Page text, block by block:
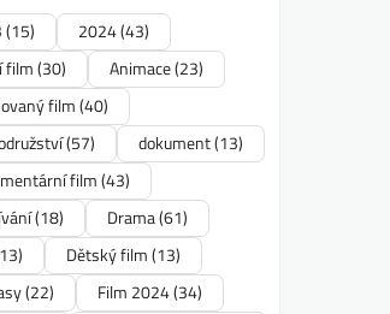
(15) 2024(43)
film(30) Animace(23)
film(40)
(57) dokument(13)
film(43)
(18) Drama(61)
Dětský film(13)
(22) Film 2024(34)